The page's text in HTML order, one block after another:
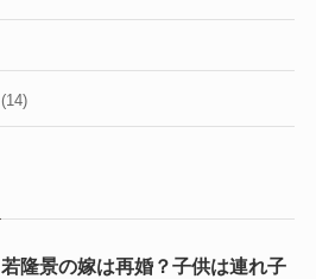
(14)
若隆景の嫁は再婚？子供は連れ子